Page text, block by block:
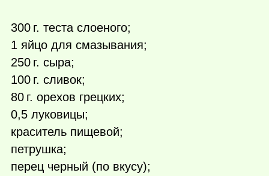
300 г. теста слоеного;
1 яйцо для смазывания;
250 г. сыра;
100 г. сливок;
80 г. орехов грецких;
0,5 луковицы;
краситель пищевой;
петрушка;
перец черный (по вкусу);